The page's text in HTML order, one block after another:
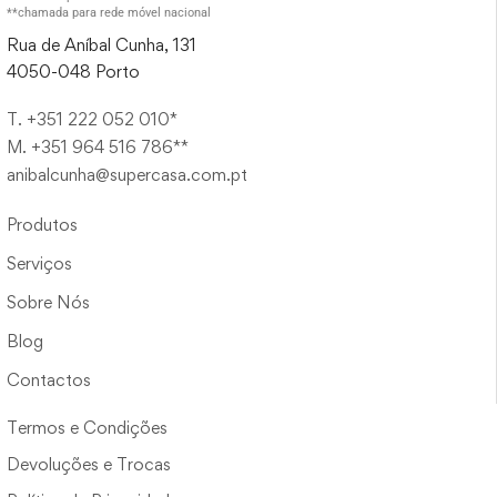
**chamada para rede móvel nacional
Rua de Aníbal Cunha, 131
4050-048 Porto
T. +351 222 052 010*
M. +351 964 516 786**
anibalcunha@supercasa.com.pt
Produtos
Serviços
Sobre Nós
Blog
Contactos
Termos e Condições
Devoluções e Trocas